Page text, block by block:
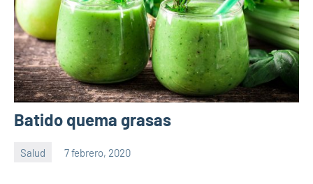
Batido quema grasas
Salud 7 febrero, 2020